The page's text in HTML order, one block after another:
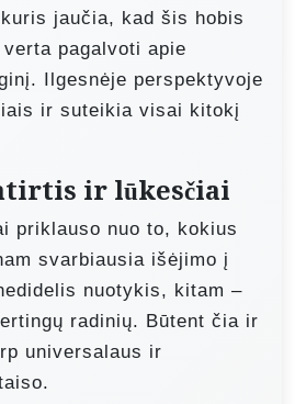
jaučia, kad šis hobis
pagalvoti apie
Ilgesnėje perspektyvoje
ir suteikia visai kitokį
ir lūkesčiai
priklauso nuo to, kokius
svarbiausia išėjimo į
nuotykis, kitam –
radinių. Būtent čia ir
universalaus ir